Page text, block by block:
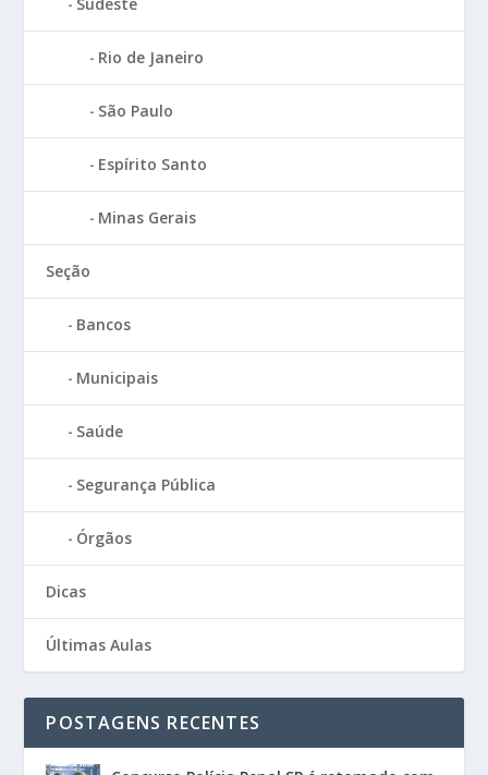
Rio de Janeiro
São Paulo
Espírito Santo
Minas Gerais
Seção
Bancos
Municipais
Saúde
Segurança Pública
Órgãos
Dicas
Últimas Aulas
POSTAGENS RECENTES